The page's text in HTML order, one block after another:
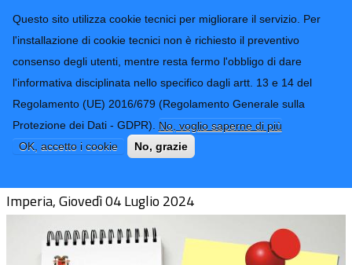
Questo sito utilizza cookie tecnici per migliorare il servizio. Per
l'installazione di cookie tecnici non è richiesto il preventivo
consenso degli utenti, mentre resta fermo l'obbligo di dare
l'informativa disciplinata nello specifico dagli artt. 13 e 14 del
Regolamento (UE) 2016/679 (Regolamento Generale sulla
Protezione dei Dati - GDPR). No, voglio saperne di più
OK, accetto i cookie
No, grazie
Provincia di
Imperia
CONTATTI-URP
TRASPARENZA
Form di ricerca
Comunicazione Concorso n.3
Istruttori Tecnici (Geometri)
Imperia, Giovedì 04 Luglio 2024